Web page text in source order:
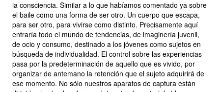
la consciencia. Similar a lo que habíamos comentado ya sobre
el baile como una forma de ser otro. Un cuerpo que escapa,
para ser otro, para vivirse como distinto. Precisamente aquí
entraría todo el mundo de tendencias, de imaginería juvenil,
de ocio y consumo, destinado a los jóvenes como sujetos en
búsqueda de individualidad. El control sobre las experiencias
pasa por la predeterminación de aquello que es vivido, por
organizar de antemano la retención que el sujeto adquirirá de
ese momento. No sólo nuestros aparatos de captura están